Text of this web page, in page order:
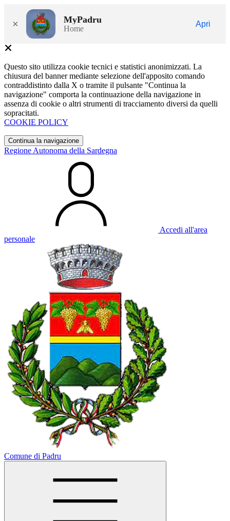
× MyPadru
Home
Apri
Questo sito utilizza cookie tecnici e statistici anonimizzati. La
chiusura del banner mediante selezione dell'apposito comando
contraddistinto dalla X o tramite il pulsante "Continua la
navigazione" comporta la continuazione della navigazione in
assenza di cookie o altri strumenti di tracciamento diversi da quelli
sopracitati.
COOKIE POLICY
Continua la navigazione
Regione Autonoma della Sardegna
Accedi all'area
personale
Comune di Padru